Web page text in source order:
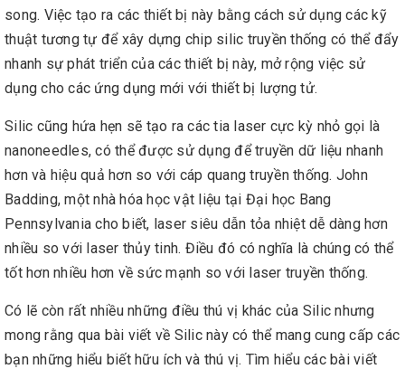
song. Việc tạo ra các thiết bị này bằng cách sử dụng các kỹ
thuật tương tự để xây dựng chip silic truyền thống có thể đẩy
nhanh sự phát triển của các thiết bị này, mở rộng việc sử
dụng cho các ứng dụng mới với thiết bị lượng tử.
Silic cũng hứa hẹn sẽ tạo ra các tia laser cực kỳ nhỏ gọi là
nanoneedles, có thể được sử dụng để truyền dữ liệu nhanh
hơn và hiệu quả hơn so với cáp quang truyền thống. John
Badding, một nhà hóa học vật liệu tại Đại học Bang
Pennsylvania cho biết, laser siêu dẫn tỏa nhiệt dễ dàng hơn
nhiều so với laser thủy tinh. Điều đó có nghĩa là chúng có thể
tốt hơn nhiều hơn về sức mạnh so với laser truyền thống.
Có lẽ còn rất nhiều những điều thú vị khác của Silic nhưng
mong rằng qua bài viết về Silic này có thể mang cung cấp các
bạn những hiểu biết hữu ích và thú vị. Tìm hiểu các bài viết